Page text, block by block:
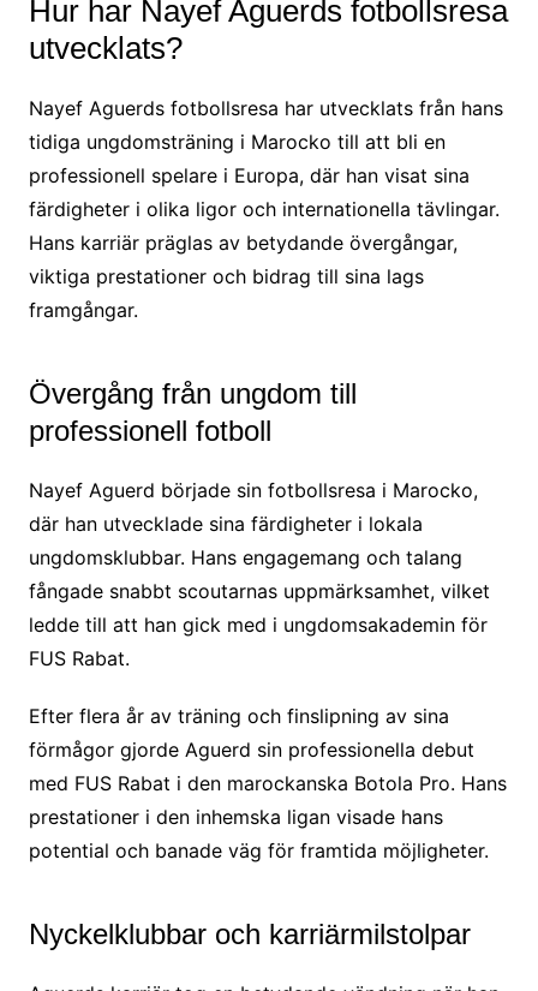
Hur har Nayef Aguerds fotbollsresa
utvecklats?
Nayef Aguerds fotbollsresa har utvecklats från hans
tidiga ungdomsträning i Marocko till att bli en
professionell spelare i Europa, där han visat sina
färdigheter i olika ligor och internationella tävlingar.
Hans karriär präglas av betydande övergångar,
viktiga prestationer och bidrag till sina lags
framgångar.
Övergång från ungdom till
professionell fotboll
Nayef Aguerd började sin fotbollsresa i Marocko,
där han utvecklade sina färdigheter i lokala
ungdomsklubbar. Hans engagemang och talang
fångade snabbt scoutarnas uppmärksamhet, vilket
ledde till att han gick med i ungdomsakademin för
FUS Rabat.
Efter flera år av träning och finslipning av sina
förmågor gjorde Aguerd sin professionella debut
med FUS Rabat i den marockanska Botola Pro. Hans
prestationer i den inhemska ligan visade hans
potential och banade väg för framtida möjligheter.
Nyckelklubbar och karriärmilstolpar